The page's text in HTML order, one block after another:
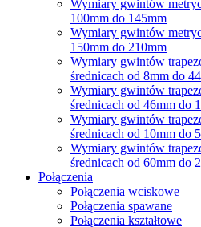
Wymiary gwintów
100mm do 145mm
Wymiary gwintów
150mm do 210mm
Wymiary gwintów
średnicach od 8mm do
Wymiary gwintów
średnicach od 46mm do
Wymiary gwintów
średnicach od 10mm do
Wymiary gwintów
średnicach od 60mm do
Połączenia
Połączenia wciskowe
Połączenia spawane
Połączenia kształtowe